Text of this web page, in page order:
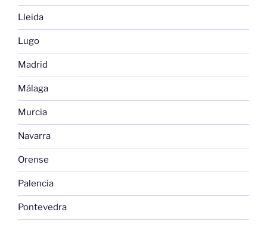
Lleida
Lugo
Madrid
Málaga
Murcia
Navarra
Orense
Palencia
Pontevedra